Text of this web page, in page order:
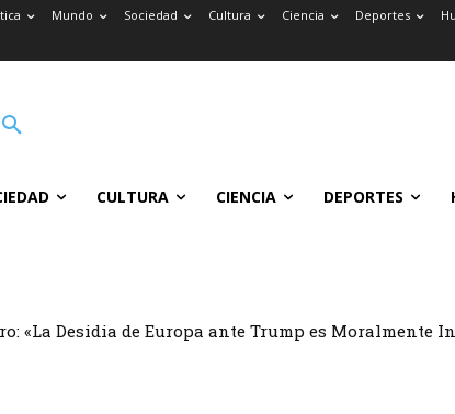
Mundo Sociedad Cultura Ciencia Deportes
CULTURA CIENCIA DEPORTES
«La Desidia de Europa ante Trump es Moralmente